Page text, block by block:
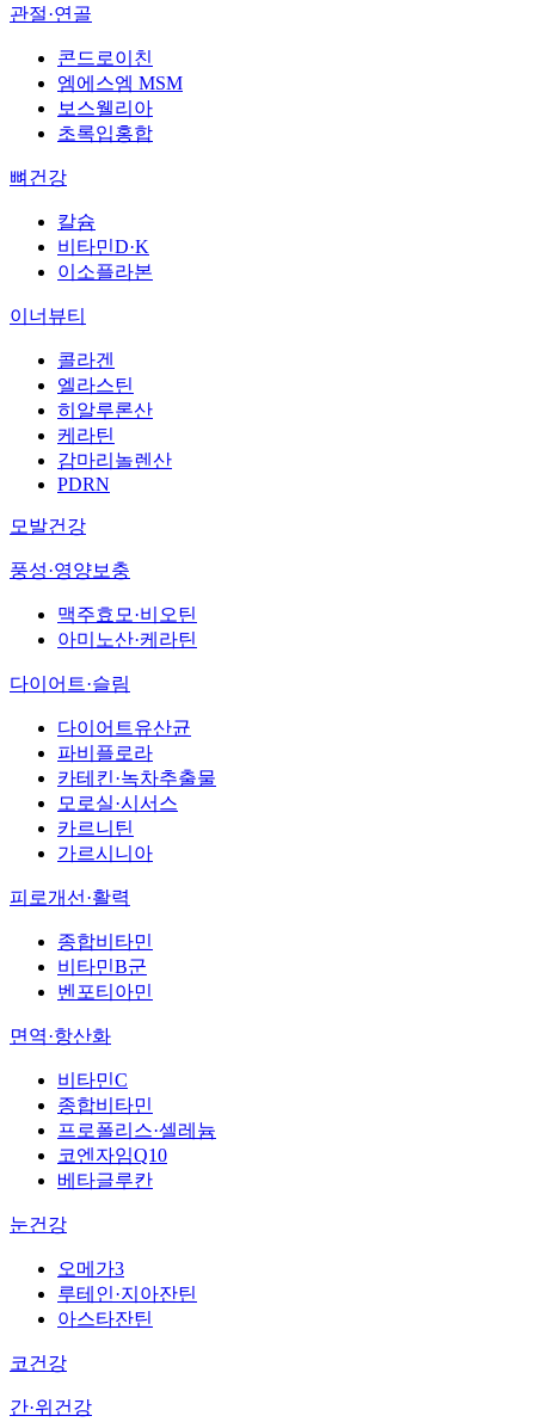
관절·연골
콘드로이친
엠에스엠 MSM
보스웰리아
초록입홍합
뼈건강
칼슘
비타민D·K
이소플라본
이너뷰티
콜라겐
엘라스틴
히알루론산
케라틴
감마리놀렌산
PDRN
모발건강
풍성·영양보충
맥주효모·비오틴
아미노산·케라틴
다이어트·슬림
다이어트유산균
파비플로라
카테킨·녹차추출물
모로실·시서스
카르니틴
가르시니아
피로개선·활력
종합비타민
비타민B군
벤포티아민
면역·항산화
비타민C
종합비타민
프로폴리스·셀레늄
코엔자임Q10
베타글루칸
눈건강
오메가3
루테인·지아잔틴
아스타잔틴
코건강
간·위건강